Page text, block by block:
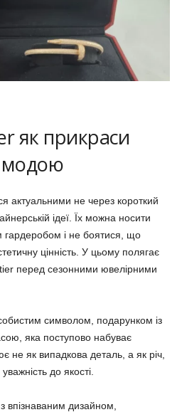
як прикраси
актуальними не через короткий
ідеї. Їх можна носити
гардеробом і не боятися, що
цінність. У цьому полягає
перед сезонними ювелірними
символом, подарунком із
яка поступово набуває
не як випадкова деталь, а як річ,
до якості.
впізнаваним дизайном,